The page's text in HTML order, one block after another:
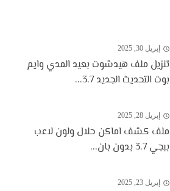
إبريل 30, 2025
تنزيل ملف هيدشوت بعيد المدي وايم
بوت التحديث الجديد 3.7...
إبريل 28, 2025
ملف كشف اماكن حلال ولون لاعب
ببجي 3.7 بدون بان...
إبريل 23, 2025